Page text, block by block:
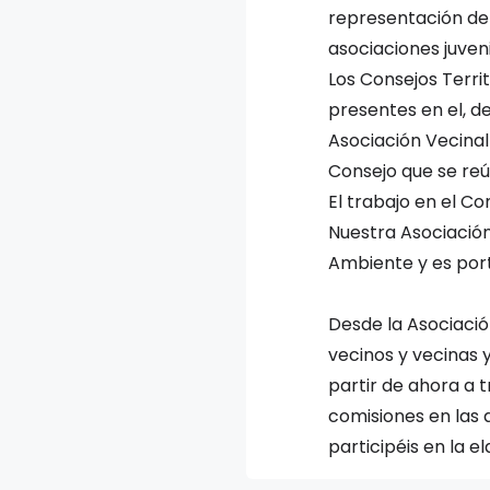
representación
asociaciones
Los Consejos
presentes en el,
Asociación
Consejo que se
El trabajo en el
Nuestra
Ambiente y es
Desde la
vecinos y vecinas
partir de ahora a
comisiones en
participéis en la